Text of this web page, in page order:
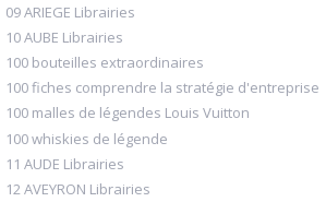
09 ARIEGE Librairies
10 AUBE Librairies
100 bouteilles extraordinaires
100 fiches comprendre la stratégie d'entreprise
100 malles de légendes Louis Vuitton
100 whiskies de légende
11 AUDE Librairies
12 AVEYRON Librairies